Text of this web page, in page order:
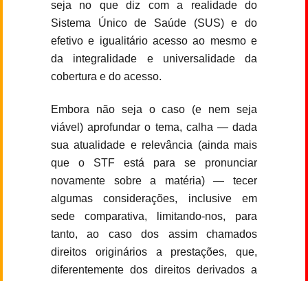
seja no que diz com a realidade do
Sistema Único de Saúde (SUS) e do
efetivo e igualitário acesso ao mesmo e
da integralidade e universalidade da
cobertura e do acesso.
Embora não seja o caso (e nem seja
viável) aprofundar o tema, calha — dada
sua atualidade e relevância (ainda mais
que o STF está para se pronunciar
novamente sobre a matéria) — tecer
algumas considerações, inclusive em
sede comparativa, limitando-nos, para
tanto, ao caso dos assim chamados
direitos originários a prestações, que,
diferentemente dos direitos derivados a